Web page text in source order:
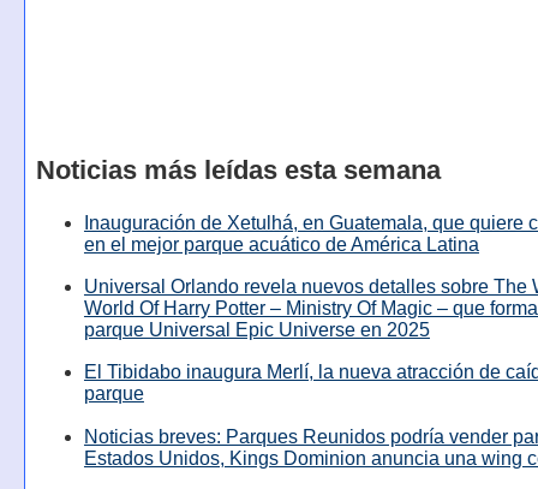
Noticias más leídas esta semana
Inauguración de Xetulhá, en Guatemala, que quiere
en el mejor parque acuático de América Latina
Universal Orlando revela nuevos detalles sobre The
World Of Harry Potter – Ministry Of Magic – que
parque Universal Epic Universe en 2025
El Tibidabo inaugura Merlí, la nueva atracción de
parque
Noticias breves: Parques Reunidos podría vender
Estados Unidos, Kings Dominion anuncia una wing